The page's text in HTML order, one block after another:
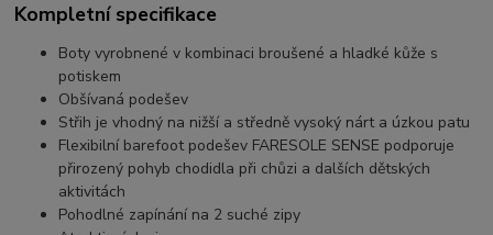
Kompletní specifikace
Boty vyrobnené v kombinaci broušené a hladké kůže s
potiskem
Obšívaná podešev
Střih je vhodný na nižší a středně vysoký nárt a úzkou patu
Flexibilní barefoot podešev FARESOLE SENSE podporuje
přirozený pohyb chodidla při chůzi a dalších dětských
aktivitách
Pohodlné zapínání na 2 suché zipy